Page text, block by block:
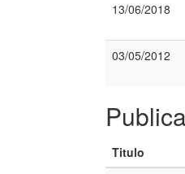
13/06/2018
03/05/2012
Titulo